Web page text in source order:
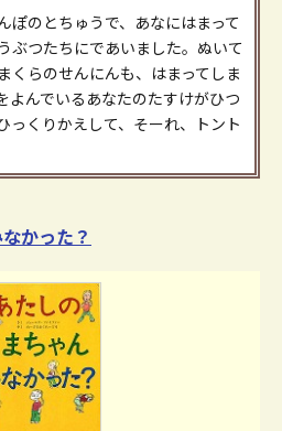
ぽのとちゅうで、あなにはまって
ぶつたちにであいました。ぬいて
くらのせんにんも、はまってしま
よんでいるあなたのたすけがひつ
っくりかえして、そーれ、トント
かった？